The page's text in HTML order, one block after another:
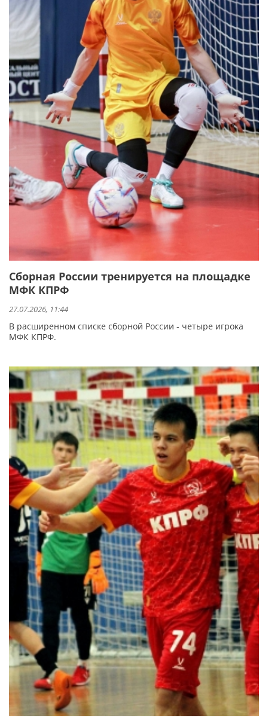
Сборная России тренируется на площадке
МФК КПРФ
27.07.2026, 11:44
В расширенном списке сборной России - четыре игрока
МФК КПРФ.